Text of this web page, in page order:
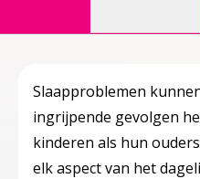
Slaapproblemen
ingrijpende gevolgen
kinderen als hun
elk aspect van het